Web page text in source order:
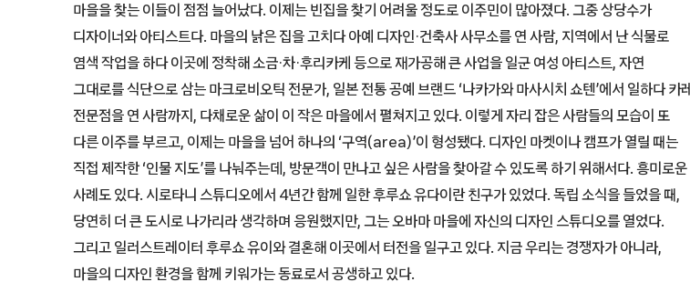
마을을 찾는 이들이 점점 늘어났다. 이제는 빈집을 찾기 어려울 정도로 이주민이 많아졌다. 그중 상당수가
디자이너와 아티스트다. 마을의 낡은 집을 고치다 아예 디자인·건축사 사무소를 연 사람, 지역에서 난 식물로
염색 작업을 하다 이곳에 정착해 소금·차·후리카케 등으로 재가공해 큰 사업을 일군 여성 아티스트, 자연
그대로를 식단으로 삼는 마크로비오틱 전문가, 일본 전통 공예 브랜드 ‘나카가와 마사시치 쇼텐’에서 일하다 카레
전문점을 연 사람까지, 다채로운 삶이 이 작은 마을에서 펼쳐지고 있다. 이렇게 자리 잡은 사람들의 모습이 또
다른 이주를 부르고, 이제는 마을을 넘어 하나의 ‘구역(area)’이 형성됐다. 디자인 마켓이나 캠프가 열릴 때는
직접 제작한 ‘인물 지도’를 나눠주는데, 방문객이 만나고 싶은 사람을 찾아갈 수 있도록 하기 위해서다. 흥미로운
사례도 있다. 시로타니 스튜디오에서 4년간 함께 일한 후루쇼 유다이란 친구가 있었다. 독립 소식을 들었을 때,
당연히 더 큰 도시로 나가리라 생각하며 응원했지만, 그는 오바마 마을에 자신의 디자인 스튜디오를 열었다.
그리고 일러스트레이터 후루쇼 유이와 결혼해 이곳에서 터전을 일구고 있다. 지금 우리는 경쟁자가 아니라,
마을의 디자인 환경을 함께 키워가는 동료로서 공생하고 있다.